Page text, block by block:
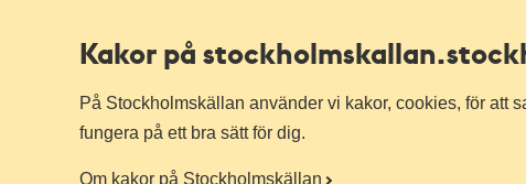
Kakor på stockholmskallan
På Stockholmskällan använder vi kakor, cookies, för att
fungera på ett bra sätt för dig.
Om kakor på Stockholmskällan